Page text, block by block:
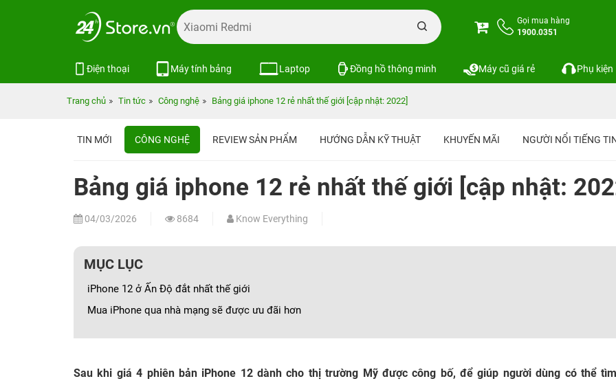
Gọi mua hàng
1900.0351
Điện thoại Máy tính bảng Laptop Đồng hồ thông minh Máy cũ giá rẻ Phụ kiện
Trang chủ Tin tức Công nghệ Bảng giá iphone 12 rẻ nhất thế giới [cập nhật: 2022]
TIN MỚI CÔNG NGHỆ REVIEW SẢN PHẨM HƯỚNG DẪN KỸ THUẬT KHUYẾN MÃI NGƯỜI NỔI TIẾNG
Bảng giá iphone 12 rẻ nhất thế giới [cập nhật:
04/03/2026 8684 Know Everything
MỤC LỤC
iPhone 12 ở Ấn Độ đắt nhất thế giới
Mua iPhone qua nhà mạng sẽ được ưu đãi hơn
Sau khi giá 4 phiên bản iPhone 12 dành cho thị trường Mỹ được công bố, để giúp người dùng có thể